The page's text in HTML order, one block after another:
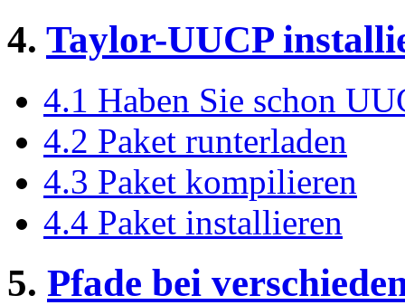
4. Taylor-UUCP
4.1 Haben Sie schon
4.2 Paket runterladen
4.3 Paket kompilieren
4.4 Paket installieren
5. Pfade bei